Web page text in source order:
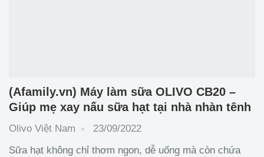
(Afamily.vn) Máy làm sữa OLIVO CB20 –
Giúp mẹ xay nấu sữa hạt tại nhà nhàn tênh
Olivo Việt Nam
23/09/2022
Sữa hạt không chỉ thơm ngon, dễ uống mà còn chứa